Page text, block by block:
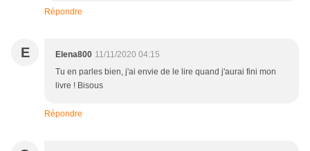
Répondre
E Elena800 11/11/2020 04:15
Tu en parles bien, j'ai envie de le lire quand j'aurai fini mon
livre ! Bisous
Répondre